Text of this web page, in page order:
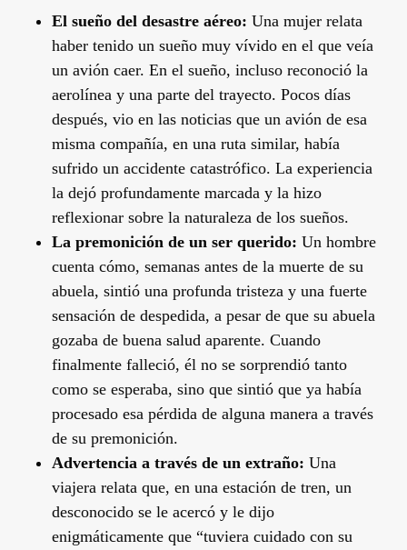
El sueño del desastre aéreo: Una mujer relata
haber tenido un sueño muy vívido en el que veía
un avión caer. En el sueño, incluso reconoció la
aerolínea y una parte del trayecto. Pocos días
después, vio en las noticias que un avión de esa
misma compañía, en una ruta similar, había
sufrido un accidente catastrófico. La experiencia
la dejó profundamente marcada y la hizo
reflexionar sobre la naturaleza de los sueños.
La premonición de un ser querido: Un hombre
cuenta cómo, semanas antes de la muerte de su
abuela, sintió una profunda tristeza y una fuerte
sensación de despedida, a pesar de que su abuela
gozaba de buena salud aparente. Cuando
finalmente falleció, él no se sorprendió tanto
como se esperaba, sino que sintió que ya había
procesado esa pérdida de alguna manera a través
de su premonición.
Advertencia a través de un extraño: Una
viajera relata que, en una estación de tren, un
desconocido se le acercó y le dijo
enigmáticamente que “tuviera cuidado con su